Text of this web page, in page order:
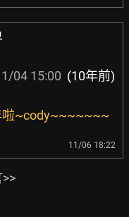
04 15:00 (10年前)
啦~cody~~~~~~~
11/06 18:22